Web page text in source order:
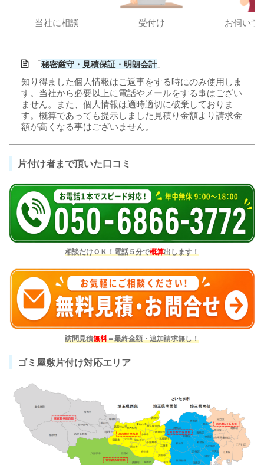
当社に相談 受付け お伺い予
「秘密厳守・見積保証・明朗会計」
知り得ました個人情報はご返事をする時にのみ使用しま
す。当社から必要以上に電話やメールをする事はござい
ません。また、個人情報は適時適切に破棄しておりま
す。概算であっても提示しました見積り金額より請求金
額が高くなる事はございません。
片付け者まで頂いた口コミ
相談だけＯＫ！電話５分で概算出します！
訪問見積無料＝最終金額・追加請求無し！
ゴミ屋敷片付け対応エリア